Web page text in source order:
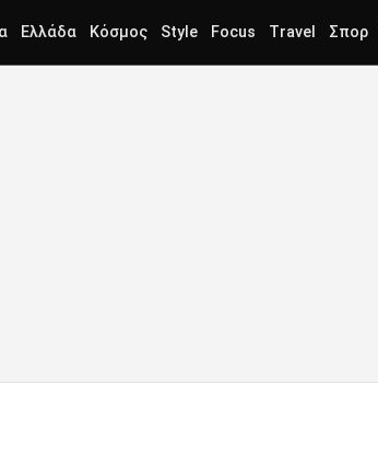
Ελλάδα Κόσμος Style Focus Travel Σπορ